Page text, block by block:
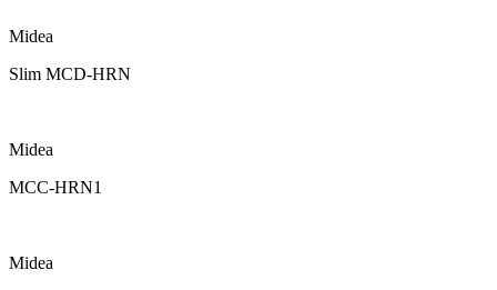
Midea
Slim MCD-HRN
Midea
MCC-HRN1
Midea